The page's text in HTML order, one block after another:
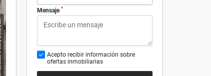
Mensaje *
Acepto recibir información sobre
ofertas inmobiliarias